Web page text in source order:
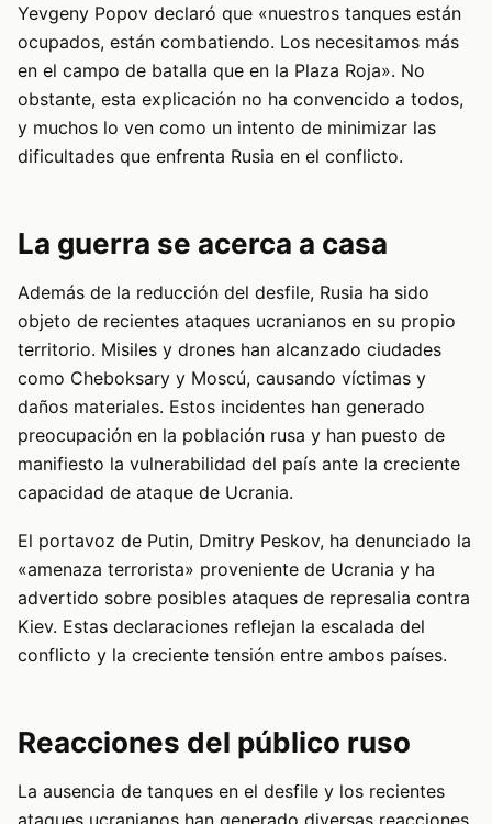
Yevgeny Popov declaró que «nuestros tanques están
ocupados, están combatiendo. Los necesitamos más
en el campo de batalla que en la Plaza Roja». No
obstante, esta explicación no ha convencido a todos,
y muchos lo ven como un intento de minimizar las
dificultades que enfrenta Rusia en el conflicto.
La guerra se acerca a casa
Además de la reducción del desfile, Rusia ha sido
objeto de recientes ataques ucranianos en su propio
territorio. Misiles y drones han alcanzado ciudades
como Cheboksary y Moscú, causando víctimas y
daños materiales. Estos incidentes han generado
preocupación en la población rusa y han puesto de
manifiesto la vulnerabilidad del país ante la creciente
capacidad de ataque de Ucrania.
El portavoz de Putin, Dmitry Peskov, ha denunciado la
«amenaza terrorista» proveniente de Ucrania y ha
advertido sobre posibles ataques de represalia contra
Kiev. Estas declaraciones reflejan la escalada del
conflicto y la creciente tensión entre ambos países.
Reacciones del público ruso
La ausencia de tanques en el desfile y los recientes